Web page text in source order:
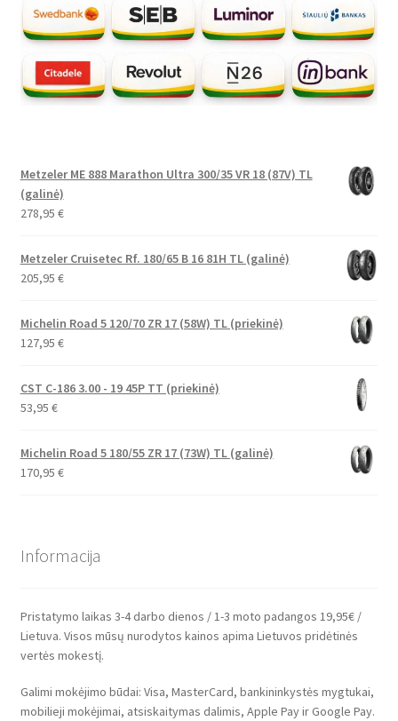
Metzeler ME 888 Marathon Ultra 300/35 VR 18 (87V) TL
(galinė)
278,95 €
Metzeler Cruisetec Rf. 180/65 B 16 81H TL (galinė)
205,95 €
Michelin Road 5 120/70 ZR 17 (58W) TL (priekinė)
127,95 €
CST C-186 3.00 - 19 45P TT (priekinė)
53,95 €
Michelin Road 5 180/55 ZR 17 (73W) TL (galinė)
170,95 €
Informacija
Pristatymo laikas 3-4 darbo dienos / 1-3 moto padangos 19,95€ /
Lietuva. Visos mūsų nurodytos kainos apima Lietuvos pridėtinės
vertės mokestį.
Galimi mokėjimo būdai: Visa, MasterCard, bankininkystės mygtukai,
mobilieji mokėjimai, atsiskaitymas dalimis, Apple Pay ir Google Pay.